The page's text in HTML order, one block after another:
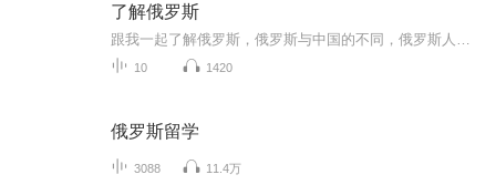
了解俄罗斯
10 1420
俄罗斯留学
3088 11.4万